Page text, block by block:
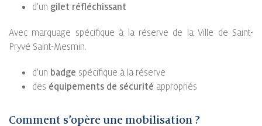
d’un gilet réfléchissant
Avec marquage spécifique à la réserve de la Ville de Saint-
Pryvé Saint-Mesmin.
d’un badge spécifique à la réserve
des équipements de sécurité appropriés
Comment s’opère une mobilisation ?